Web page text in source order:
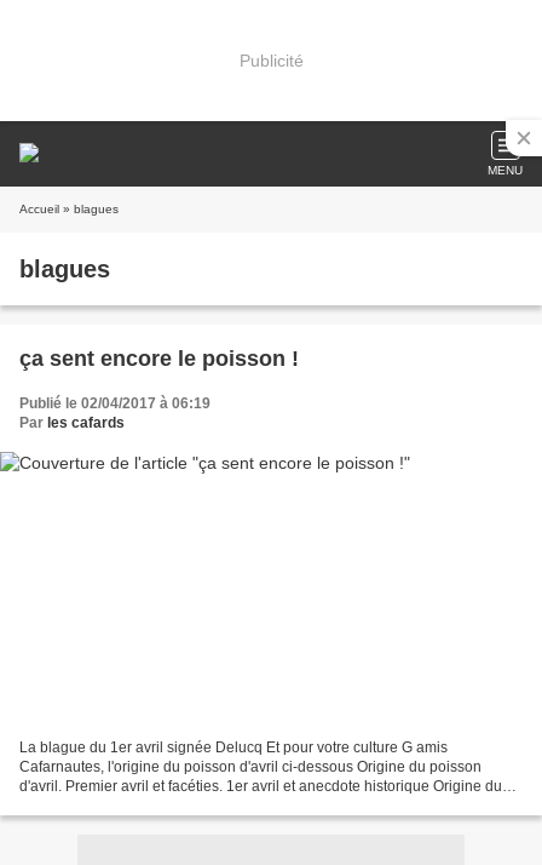
Publicité
MENU
Accueil » blagues
blagues
ça sent encore le poisson !
Publié le 02/04/2017 à 06:19
Par les cafards
La blague du 1er avril signée Delucq Et pour votre culture G amis
Cafarnautes, l'origine du poisson d'avril ci-dessous Origine du poisson
d'avril. Premier avril et facéties. 1er avril et anecdote historique Origine du